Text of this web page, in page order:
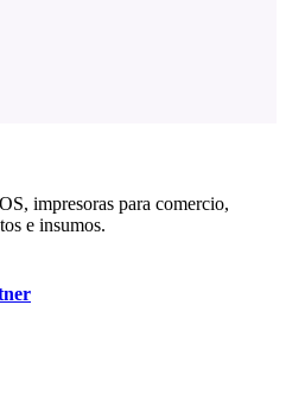
impresoras para comercio,
e insumos.